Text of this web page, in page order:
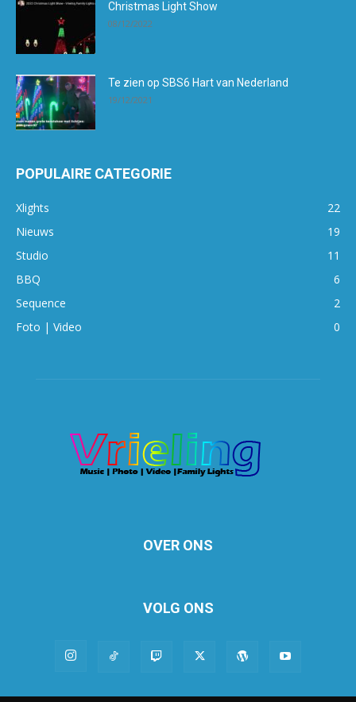
Christmas Light Show
08/12/2022
Te zien op SBS6 Hart van Nederland
19/12/2021
POPULAIRE CATEGORIE
Xlights
22
Nieuws
19
Studio
11
BBQ
6
Sequence
2
Foto | Video
0
OVER ONS
VOLG ONS